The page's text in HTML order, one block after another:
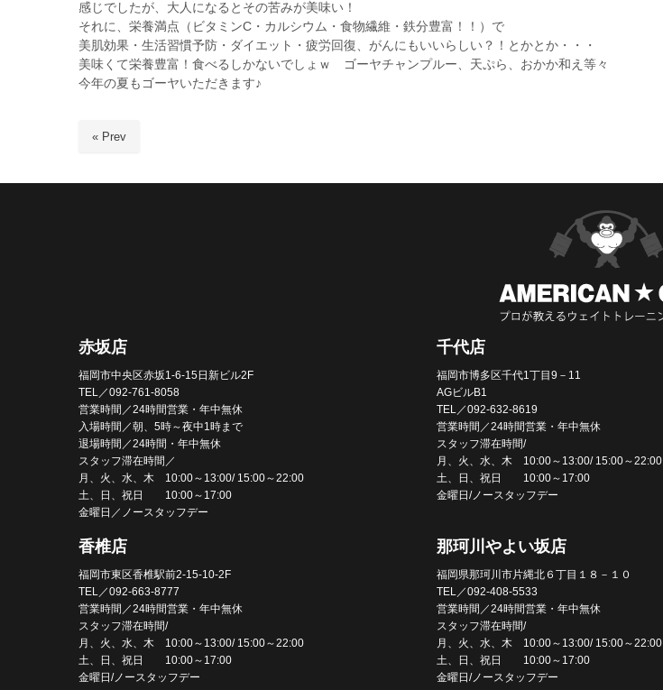
感じでしたが、大人になるとその苦みが美味い！
それに、栄養満点（ビタミンC・カルシウム・食物繊維・鉄分豊富！！）で
美肌効果・生活習慣予防・ダイエット・疲労回復、がんにもいいらしい？！とかとか・・・
美味くて栄養豊富！食べるしかないでしょｗ ゴーヤチャンプルー、天ぷら、おかか和え等々
今年の夏もゴーヤいただきます♪
« Prev
赤坂店
福岡市中央区赤坂1-6-15日新ビル2F
TEL／092-761-8058
営業時間／24時間営業・年中無休
入場時間／朝、5時～夜中1時まで
退場時間／24時間・年中無休
スタッフ滞在時間／
月、火、水、木 10:00～13:00/ 15:00～22:00
土、日、祝日 10:00～17:00
金曜日／ノースタッフデー
千代店
福岡市博多区千代1丁目9－11
AGビルB1
TEL／092-632-8619
営業時間／24時間営業・年中無休
スタッフ滞在時間/
月、火、水、木 10:00～13:00/ 15:00～22:00
土、日、祝日 10:00～17:00
金曜日/ノースタッフデー
香椎店
福岡市東区香椎駅前2-15-10-2F
TEL／092-663-8777
営業時間／24時間営業・年中無休
スタッフ滞在時間/
月、火、水、木 10:00～13:00/ 15:00～22:00
土、日、祝日 10:00～17:00
金曜日/ノースタッフデー
那珂川やよい坂店
福岡県那珂川市片縄北６丁目１８－１０
TEL／092-408-5533
営業時間／24時間営業・年中無休
スタッフ滞在時間/
月、火、水、木 10:00～13:00/ 15:00～22:00
土、日、祝日 10:00～17:00
金曜日/ノースタッフデー